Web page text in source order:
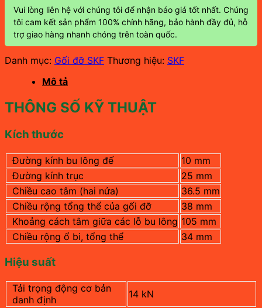
Vui lòng liên hệ với chúng tôi để nhận báo giá tốt nhất. Chúng
tôi cam kết sản phẩm 100% chính hãng, bảo hành đầy đủ, hỗ
trợ giao hàng nhanh chóng trên toàn quốc.
Danh mục: Gối đỡ SKF Thương hiệu: SKF
Mô tả
THÔNG SỐ KỸ THUẬT
Kích thước
Đường kính bu lông đế
10 mm
Đường kính trục
25 mm
Chiều cao tâm (hai nửa)
36.5 mm
Chiều rộng tổng thể của gối đỡ
38 mm
Khoảng cách tâm giữa các lỗ bu lông 105 mm
Chiều rộng ổ bi, tổng thể
34 mm
Hiệu suất
Tải trọng động cơ bản
danh định
14 kN